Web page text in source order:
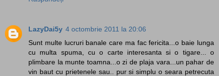
LazyDai5y 4 octombrie 2011 la 20:06
Sunt multe lucruri banale care ma fac fericita...o baie lunga
cu multa spuma, cu o carte interesanta si o tigare... o
plimbare la munte toamna...o zi de plaja vara...un pahar de
vin baut cu prietenele sau.. pur si simplu o seara petrecuta